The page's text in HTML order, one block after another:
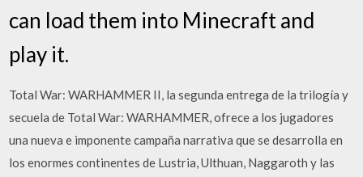
can load them into Minecraft and
play it.
Total War: WARHAMMER II, la segunda entrega de la trilogía y
secuela de Total War: WARHAMMER, ofrece a los jugadores
una nueva e imponente campaña narrativa que se desarrolla en
los enormes continentes de Lustria, Ulthuan, Naggaroth y las